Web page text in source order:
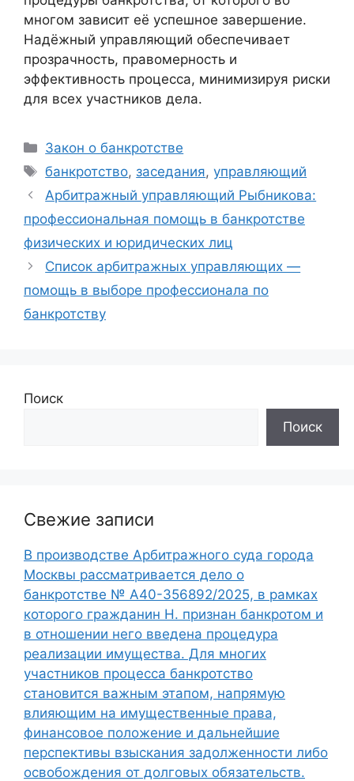
многом зависит её успешное завершение.
Надёжный управляющий обеспечивает
прозрачность, правомерность и
эффективность процесса, минимизируя риски
для всех участников дела.
Рубрики
Закон о банкротстве
Метки
банкротство, заседания,управляющий
Арбитражный управляющий Рыбникова:
профессиональная помощь в банкротстве
физических и юридических лиц
Список арбитражных управляющих —
помощь в выборе профессионала по
банкротству
Поиск
Поиск
Свежие записи
В производстве Арбитражного суда города
Москвы рассматривается дело о
банкротстве № А40-356892/2025, в рамках
которого гражданин Н. признан банкротом и
в отношении него введена процедура
реализации имущества. Для многих
участников процесса банкротство
становится важным этапом, напрямую
влияющим на имущественные права,
финансовое положение и дальнейшие
перспективы взыскания задолженности либо
освобождения от долговых обязательств.